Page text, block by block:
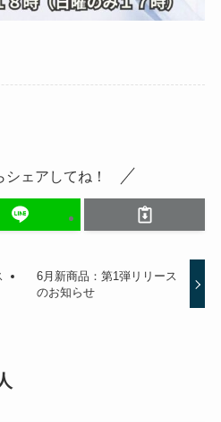
シェアしてね！
6月新商品：第1弾リリース
のお知らせ